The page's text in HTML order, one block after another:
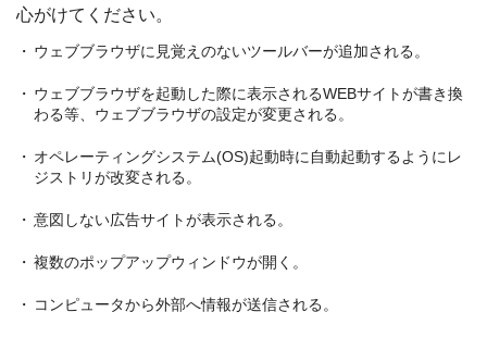
心がけてください。
ウェブブラウザに見覚えのないツールバーが追加される。
ウェブブラウザを起動した際に表示されるWEBサイトが書き換
わる等、ウェブブラウザの設定が変更される。
オペレーティングシステム(OS)起動時に自動起動するようにレ
ジストリが改変される。
意図しない広告サイトが表示される。
複数のポップアップウィンドウが開く。
コンピュータから外部へ情報が送信される。